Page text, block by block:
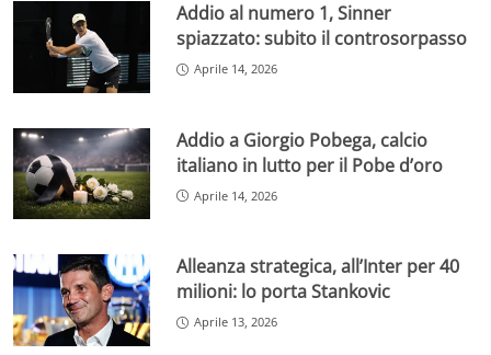
Addio al numero 1, Sinner
spiazzato: subito il controsorpasso
Aprile 14, 2026
Addio a Giorgio Pobega, calcio
italiano in lutto per il Pobe d’oro
Aprile 14, 2026
Alleanza strategica, all’Inter per 40
milioni: lo porta Stankovic
Aprile 13, 2026